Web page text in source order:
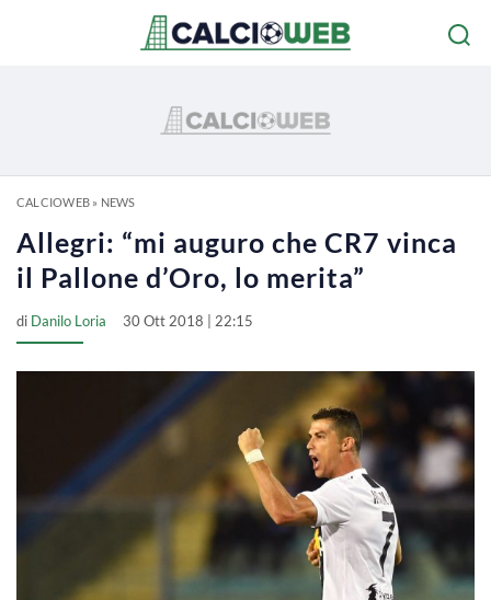
CALCIOWEB» NEWS
Allegri: “mi auguro che CR7 vinca
il Pallone d’Oro, lo merita”
di Danilo Loria 30 Ott 2018 | 22:15